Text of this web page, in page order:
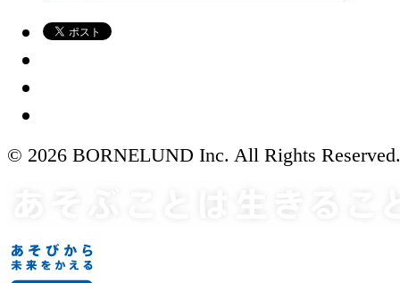
© 2026 BORNELUND Inc. All Rights Reserved.